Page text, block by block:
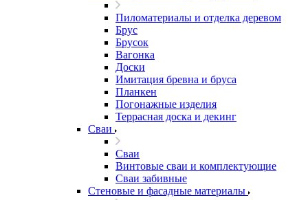
Пиломатериалы и отделка деревом
Брус
Брусок
Вагонка
Доски
Имитация бревна и бруса
Планкен
Погонажные изделия
Террасная доска и декинг
Сваи
Сваи
Винтовые сваи и комплектующие
Сваи забивные
Стеновые и фасадные материалы